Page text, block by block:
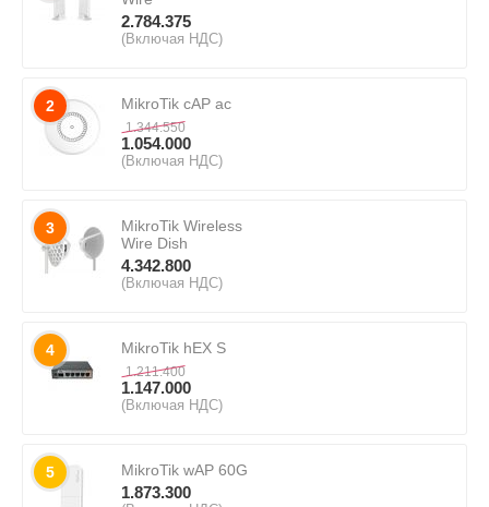
2.784.375
(Включая НДС)
2 MikroTik cAP ac
1.344.550
1.054.000
(Включая НДС)
3
MikroTik Wireless
Wire Dish
4.342.800
(Включая НДС)
4 MikroTik hEX S
1.211.400
1.147.000
(Включая НДС)
5 MikroTik wAP 60G
1.873.300